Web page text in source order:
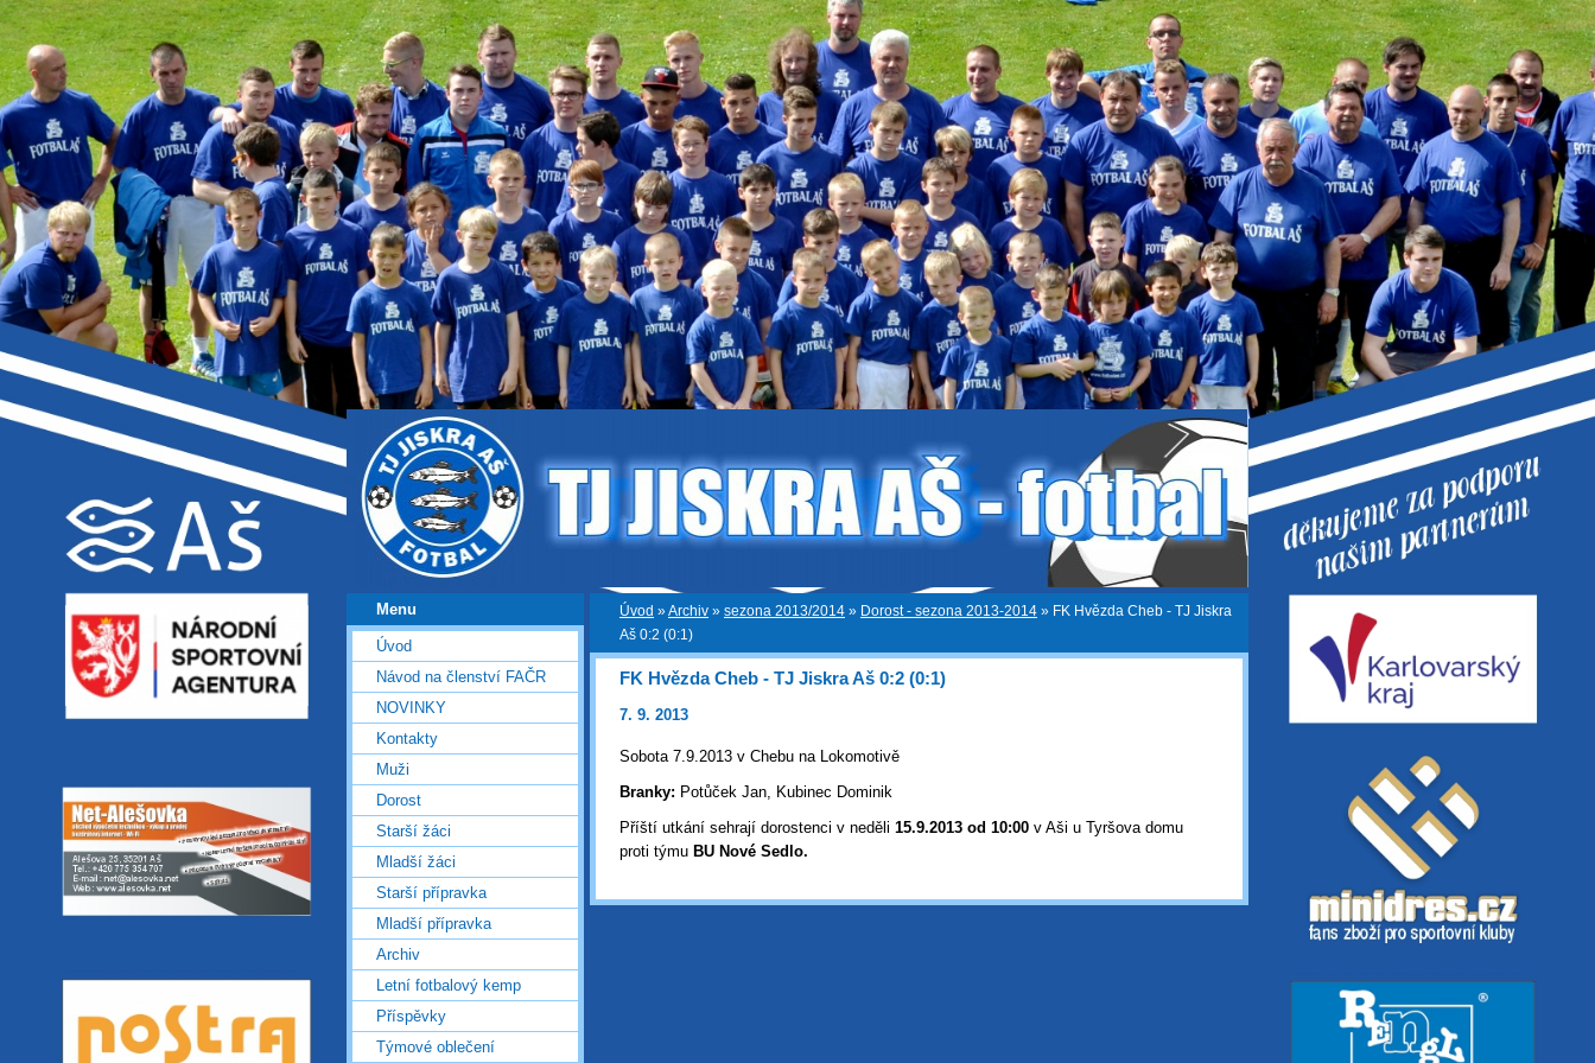
Úvod »Archiv » sezona 2013/2014 » Dorost - sezona 2013-2014 » FK Hvězda Cheb - TJ Jiskra
Aš 0:2 (0:1)
FK Hvězda Cheb - TJ Jiskra Aš 0:2 (0:1)
7. 9. 2013
Sobota 7.9.2013 v Chebu na Lokomotivě
Branky: Potůček Jan, Kubinec Dominik
Příští utkání sehrají dorostenci v neděli 15.9.2013 od 10:00 v Aši u Tyršova domu
proti týmu BU Nové Sedlo.
Menu
Úvod
Návod na členství FAČR
NOVINKY
Kontakty
Muži
Dorost
Starší žáci
Mladší žáci
Starší přípravka
Mladší přípravka
Archiv
Letní fotbalový kemp
Příspěvky
Týmové oblečení